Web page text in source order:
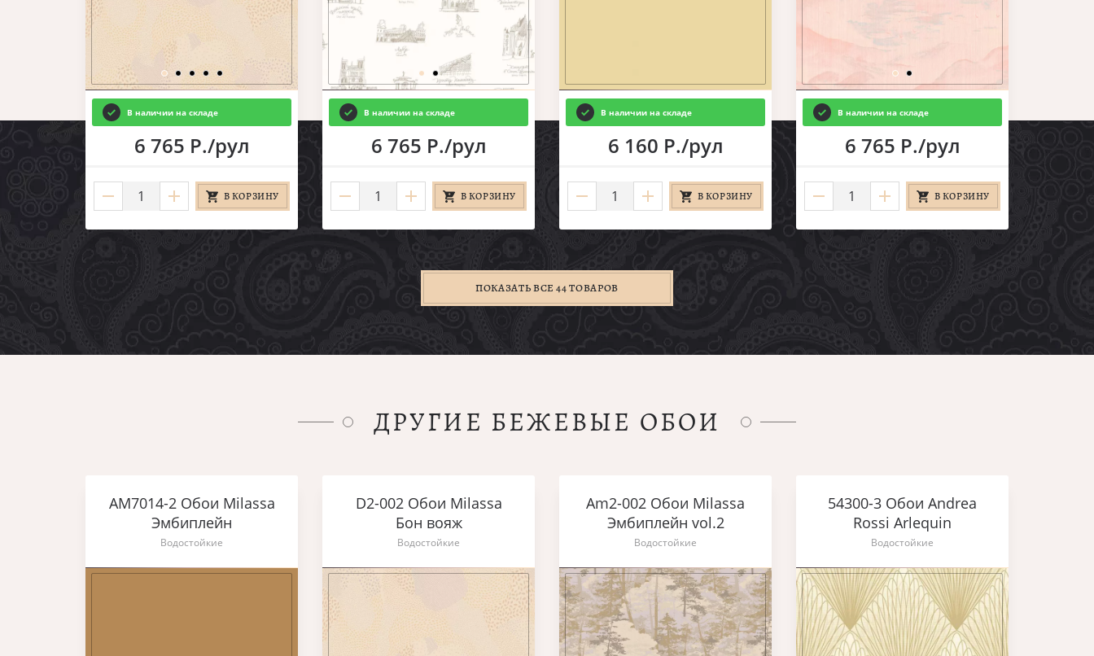
В наличии на складе
6 765 Р./рул
В КОРЗИНУ
В наличии на складе
6 765 Р./рул
В КОРЗИНУ
В наличии на складе
6 160 Р./рул
В КОРЗИНУ
В наличии на складе
6 765 Р./рул
В КОРЗИНУ
ПОКАЗАТЬ ВСЕ 44 ТОВАРОВ
ДРУГИЕ БЕЖЕВЫЕ ОБОИ
AM7014-2 Обои Milassa
Эмбиплейн
Водостойкие
D2-002 Обои Milassa
Бон вояж
Водостойкие
Am2-002 Обои Milassa
Эмбиплейн vol.2
Водостойкие
54300-3 Обои Andrea
Rossi Arlequin
Водостойкие